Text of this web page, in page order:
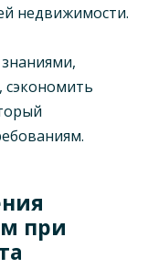
недвижимости.
сэкономить
при